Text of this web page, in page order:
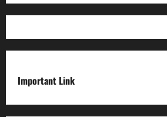
Important Link